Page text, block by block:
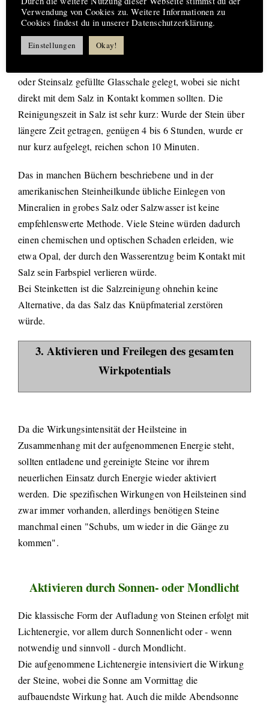
Reinigen mit Salz
auch durch Meer- oder Steinsalz gelöscht werden. Auf
oder Steinsalz gefüllte Glasschale gelegt, wobei sie nicht
direkt mit dem Salz in Kontakt kommen sollten. Die
Reinigungszeit in Salz ist sehr kurz: Wurde der Stein über
längere Zeit getragen, genügen 4 bis 6 Stunden, wurde er
nur kurz aufgelegt, reichen schon 10 Minuten.
Das in manchen Büchern beschriebene und in der
amerikanischen Steinheilkunde übliche Einlegen von
Mineralien in grobes Salz oder Salzwasser ist keine
empfehlenswerte Methode. Viele Steine würden dadurch
einen chemischen und optischen Schaden erleiden, wie
etwa Opal, der durch den Wasserentzug beim Kontakt mit
Salz sein Farbspiel verlieren würde.
Bei Steinketten ist die Salzreinigung ohnehin keine
Alternative, da das Salz das Knüpfmaterial zerstören
würde.
3. Aktivieren und Freilegen des gesamten
Wirkpotentials
Da die Wirkungsintensität der Heilsteine in
Zusammenhang mit der aufgenommenen Energie steht,
sollten entladene und gereinigte Steine vor ihrem
neuerlichen Einsatz durch Energie wieder aktiviert
werden. Die spezifischen Wirkungen von Heilsteinen sind
zwar immer vorhanden, allerdings benötigen Steine
manchmal einen "Schubs, um wieder in die Gänge zu
kommen".
Aktivieren durch Sonnen- oder Mondlicht
Die klassische Form der Aufladung von Steinen erfolgt mit
Lichtenergie, vor allem durch Sonnenlicht oder - wenn
notwendig und sinnvoll - durch Mondlicht.
Die aufgenommene Lichtenergie intensiviert die Wirkung
der Steine, wobei die Sonne am Vormittag die
aufbauendste Wirkung hat. Auch die milde Abendsonne
Verwendung von Cookies zu. Weitere Informationen zu
Cookies findest du in unserer Datenschutzerklärung.
Einstellungen Okay!